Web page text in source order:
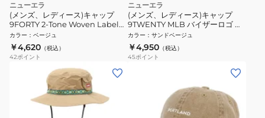
ニューエラ
(メンズ、レディース)キャップ
9FORTY 2-Tone Woven Label
ロサンゼルス・ドジャース ベージ
ュ×青 56-60cm 14667830
カラー ： ベージュ
￥4,620 （税込）
42ポイント
ニューエラ
(メンズ、レディース)キャップ
9TWENTY MLB バイザーロゴ ダ
メージ ロサンゼルス・ドジャース
ストーン 14745078
カラー ： サンドベージュ
￥4,950 （税込）
45ポイント